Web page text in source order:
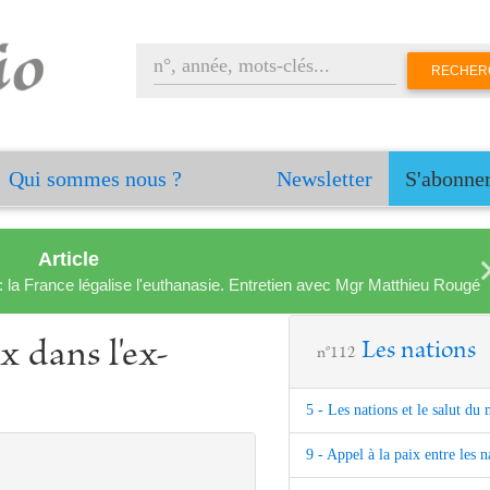
Qui sommes nous ? Newsletter
Article
France légalise l'euthanasie. Entretien avec Mgr Matthieu Rougé
dans l'ex-
n°112 Les nations
5 - Les nations et le salut du
9 - Appel à la paix entre les